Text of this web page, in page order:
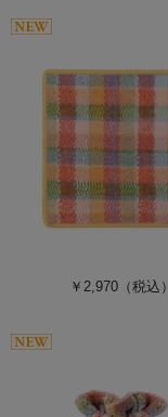
￥2,970 （税込）